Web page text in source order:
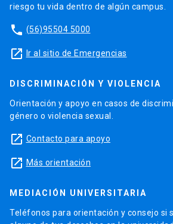
riesgo tu vida dentro de algún campus.
phone (56)95504 5000
launch Ir al sitio de Emergencias
DISCRIMINACIÓN Y VIOLENCIA
Orientación y apoyo en casos de
género o violencia sexual.
launch Contacto para apoyo
launch Más orientación
MEDIACIÓN UNIVERSITARIA
Teléfonos para orientación y consejo si